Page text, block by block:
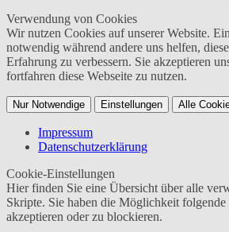
Verwendung von Cookies
Wir nutzen Cookies auf unserer Website.
notwendig während andere uns helfen,
Erfahrung zu verbessern. Sie akzeptieren
fortfahren diese Webseite zu nutzen.
Nur Notwendige Einstellungen Alle
Impressum
Datenschutzerklärung
Cookie-Einstellungen
Hier finden Sie eine Übersicht über alle
Skripte. Sie haben die Möglichkeit
akzeptieren oder zu blockieren.